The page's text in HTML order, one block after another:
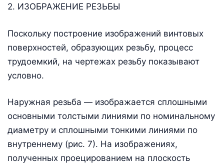
2. ИЗОБРАЖЕНИЕ РЕЗЬБЫ
Поскольку построение изображений винтовых
поверхностей, образующих резьбу, процесс
трудоемкий, на чертежах резьбу показывают
условно.
Наружная резьба — изображается сплошными
основными толстыми линиями по номинальному
диаметру и сплошными тонкими линиями по
внутреннему (рис. 7). На изображениях,
полученных проецированием на плоскость